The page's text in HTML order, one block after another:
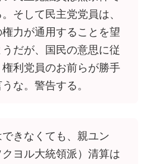
そして民主党党員は、
力が通用することを望
だが、国民の意思に従
権利党員のお前らが勝手
な。警告する。
きなくても、親ユン
クヨル大統領派）清算は